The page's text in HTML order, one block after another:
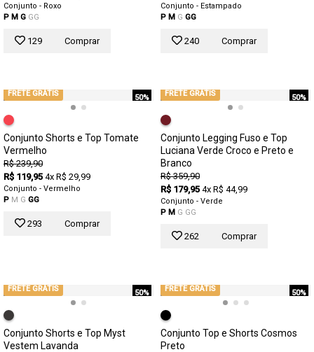
Conjunto - Roxo
P M G GG
129 Comprar
Conjunto - Estampado
P M G GG
240 Comprar
50%
FRETE GRÁTIS
Conjunto Shorts e Top Tomate
Vermelho
R$ 239,90
R$ 119,95 4x R$ 29,99
Conjunto - Vermelho
P M G GG
293 Comprar
50%
FRETE GRÁTIS
Conjunto Legging Fuso e Top
Luciana Verde Croco e Preto e
Branco
R$ 359,90
R$ 179,95 4x R$ 44,99
Conjunto - Verde
P M G GG
262 Comprar
50%
FRETE GRÁTIS
Conjunto Shorts e Top Myst
Vestem Lavanda
50%
FRETE GRÁTIS
Conjunto Top e Shorts Cosmos
Preto